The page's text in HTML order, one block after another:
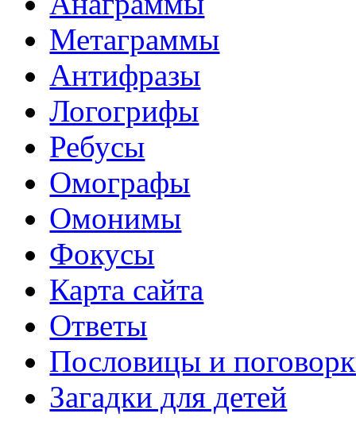
Метаграммы
Антифразы
Логогрифы
Ребусы
Омографы
Омонимы
Фокусы
Карта сайта
Ответы
Пословицы и
Загадки для детей